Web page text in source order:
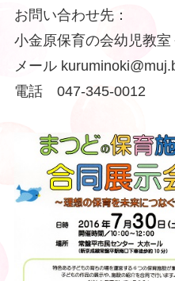
お問い合わせ先：
小金原保育の会幼児教室
メール
電話 047-345-0012